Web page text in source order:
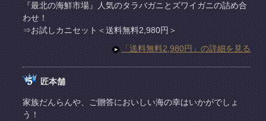
『最北の海鮮市場』人気のタラバガニとズワイガニの詰め合
わせ！
⇒お試しカニセット＜送料無料2,980円＞
「送料無料2,980円」の詳細を見る
匠本舗
家族だんらんや、ご贈答においしい海の幸はいかがでしょ
う！